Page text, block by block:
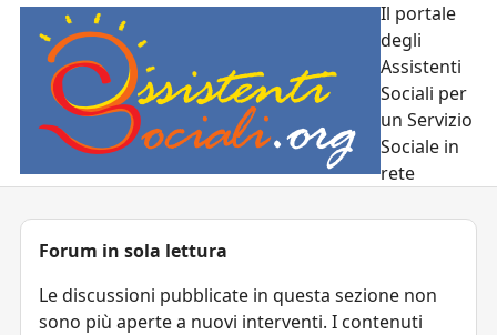
Il portale
degli
Assistenti
Sociali per
un Servizio
Sociale in
rete
Forum in sola lettura
Le discussioni pubblicate in questa sezione non
sono più aperte a nuovi interventi. I contenuti